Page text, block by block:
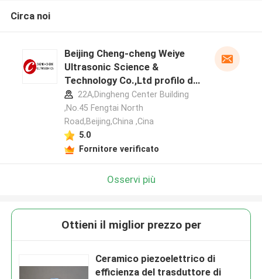
Circa noi
Beijing Cheng-cheng Weiye
Ultrasonic Science &
Technology Co.,Ltd profilo del
produttore
22A,Dingheng Center Building
,No.45 Fengtai North
Road,Beijing,China ,Cina
5.0
Fornitore verificato
Osservi più
Ottieni il miglior prezzo per
Ceramico piezoelettrico di
efficienza del trasduttore di